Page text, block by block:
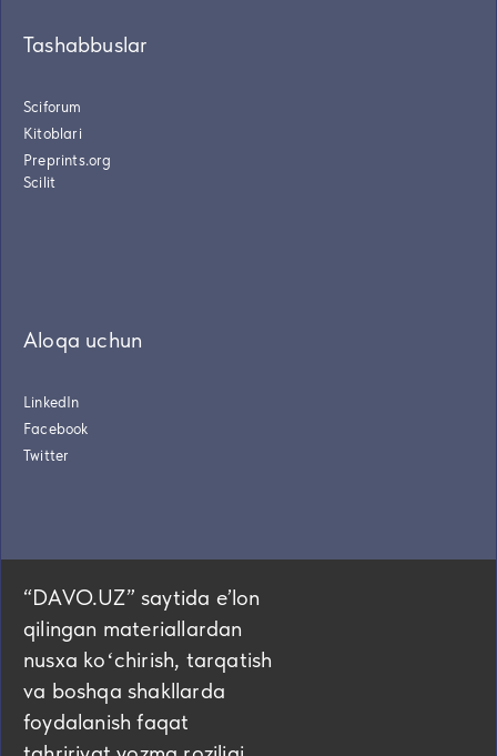
Tashabbuslar
Sciforum
Kitoblari
Preprints.org
Scilit
Aloqa uchun
LinkedIn
Facebook
Twitter
“DAVO.UZ” saytida eʼlon
qilingan materiallardan
nusxa koʻchirish, tarqatish
va boshqa shakllarda
foydalanish faqat